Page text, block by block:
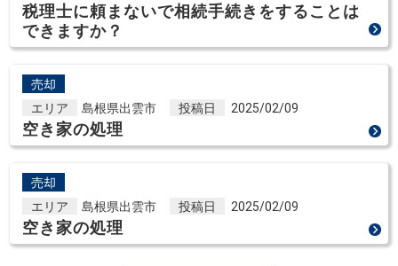
税理士に頼まないで相続手続きをすることは
できますか？
売却
エリア
島根県出雲市 投稿日 2025/02/09
空き家の処理
売却
エリア
島根県出雲市 投稿日 2025/02/09
空き家の処理